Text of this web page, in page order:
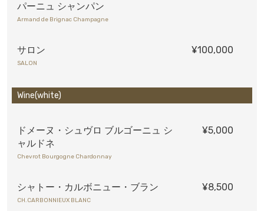
パーニュ シャンパン
Armand de Brignac Champagne
サロン ¥100,000
SALON
Wine(white)
ドメーヌ・シュヴロ ブルゴーニュ シ
ャルドネ
¥5,000
Chevrot Bourgogne Chardonnay
シャトー・カルボニュー・ブラン ¥8,500
CH.CARBONNIEUX BLANC